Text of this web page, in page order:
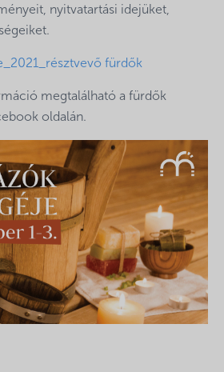
nyitvatartási idejüket,
fürdők
megtalálható a fürdők
oldalán.